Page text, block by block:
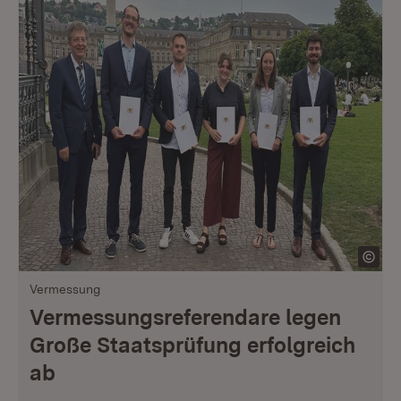
Vermessung
Vermessungsreferendare legen
Große Staatsprüfung erfolgreich
ab